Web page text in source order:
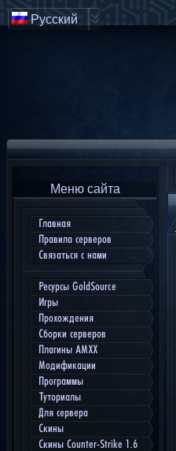
Меню сайта
Главная
Правила серверов
Связаться с нами
Ресурсы GoldSource
Игры
Прохождения
Сборки серверов
Плагины AMXX
Модификации
Программы
Туториалы
Для сервера
Скины
Скины Counter-Strike 1.6
Русский